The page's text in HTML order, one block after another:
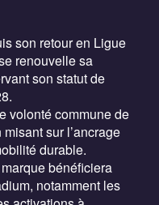
son retour en Ligue
renouvelle sa
son statut de
volonté commune de
sur l’ancrage
durable.
bénéficiera
notamment les